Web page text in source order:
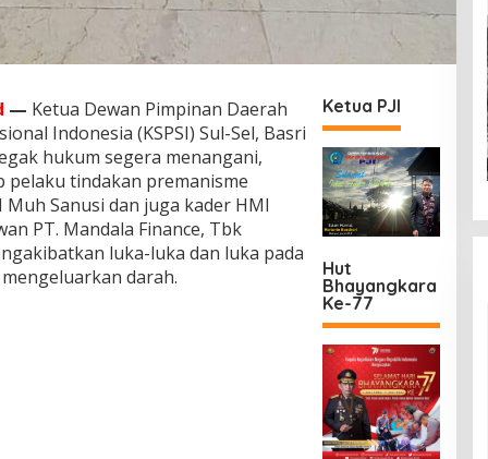
— Ketua Dewan Pimpinan Daerah
Indonesia (KSPSI) Sul-Sel, Basri
hukum segera menangani,
tindakan premanisme
Sanusi dan juga kader HMI
PT. Mandala Finance, Tbk
luka-luka dan luka pada
darah.
Ketua PJI
Hut
Bhayangkara
Ke-77